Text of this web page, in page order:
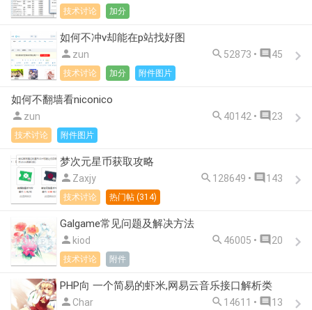
技术讨论 加分
如何不冲v却能在p站找好图
 zun  52873 •  45
技术讨论 加分 附件图片
如何不翻墙看niconico
 zun  40142 •  23
技术讨论 附件图片
梦次元星币获取攻略
 Zaxjy  128649 •  143
技术讨论 热门帖 (314)
Galgame常见问题及解决方法
 kiod  46005 •  20
技术讨论 附件
PHP向 一个简易的虾米,网易云音乐接口解析类
 Char  14611 •  13